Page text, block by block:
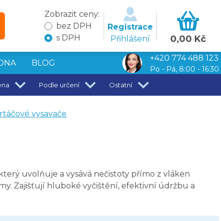
Zobrazit ceny:
bez DPH
s DPH
Registrace
Přihlášení
0,00 Kč
BLOG
+420 774 488 123
Po - Pá, 8:00 - 16:30
Podle určení Ostatní
vysavače
uvolňuje a vysává nečistoty přímo z vláken
Zajišťují hluboké vyčištění, efektivní údržbu a